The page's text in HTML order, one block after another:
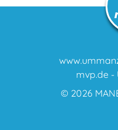
mvp.de -
© 2026